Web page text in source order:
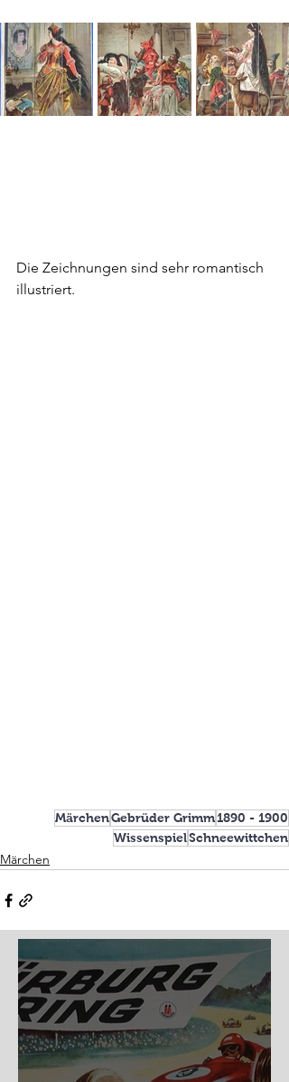
Die Zeichnungen sind sehr romantisch
illustriert.
MärchenGebrüder Grimm1890 - 1900
WissenspielSchneewittchen
Märchen